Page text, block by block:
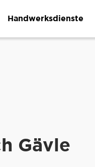
Handwerksdienste
Gävle